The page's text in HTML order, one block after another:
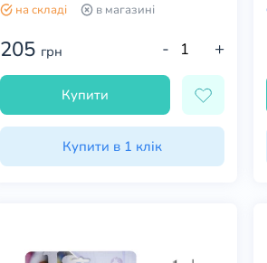
на складі в магазині
205 грн - +
Купити
Купити в 1 клік